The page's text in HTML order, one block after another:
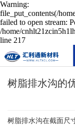
Warning:
file_put_contents(/
failed to open stream:
/home/
line 217
树脂排水沟的
树脂排水沟在截面尺